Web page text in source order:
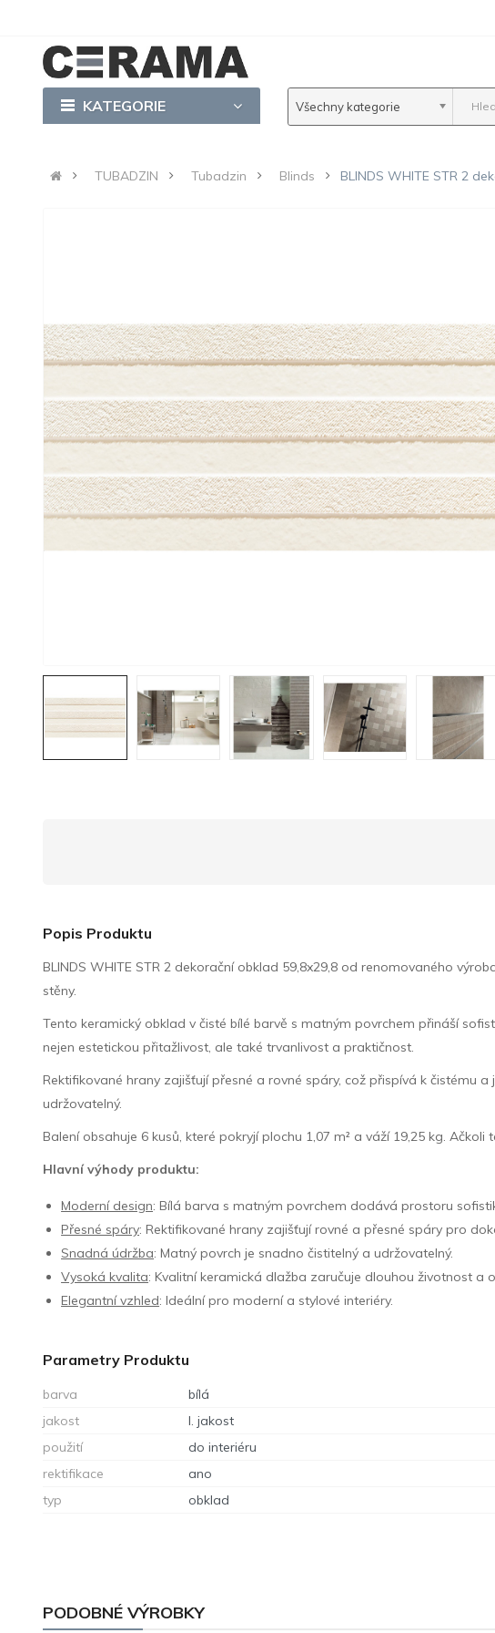
KATEGORIE Všechny kategorie
TUBADZIN Tubadzin Blinds BLINDS WHITE STR 2
Popis Produktu
BLINDS WHITE STR 2 dekorační obklad 59,8x29,8 od renomovaného
stěny.
Tento keramický obklad v čisté bílé barvě s matným povrchem přináší
nejen estetickou přitažlivost, ale také trvanlivost a praktičnost.
Rektifikované hrany zajišťují přesné a rovné spáry, což přispívá k čistému
udržovatelný.
Balení obsahuje 6 kusů, které pokryjí plochu 1,07 m² a váží 19,25 kg.
Hlavní výhody produktu:
Moderní design: Bílá barva s matným povrchem dodává prostoru
Přesné spáry: Rektifikované hrany zajišťují rovné a přesné spáry pro
Snadná údržba: Matný povrch je snadno čistitelný a udržovatelný.
Vysoká kvalita: Kvalitní keramická dlažba zaručuje dlouhou životnost a
Elegantní vzhled: Ideální pro moderní a stylové interiéry.
Parametry Produktu
barva bílá
jakost
I. jakost
použití
do interiéru
rektifikace
ano
typ
obklad
PODOBNÉ VÝROBKY